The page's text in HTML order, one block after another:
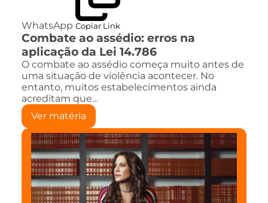
WhatsApp Copiar Link
Combate ao assédio: erros na
aplicação da Lei 14.786
O combate ao assédio começa muito antes de
uma situação de violência acontecer. No
entanto, muitos estabelecimentos ainda
acreditam que…
Ver matéria